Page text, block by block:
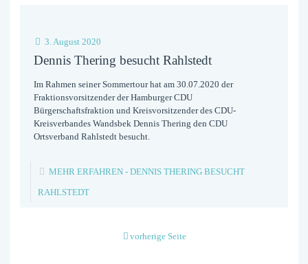
3. August 2020
Dennis Thering besucht Rahlstedt
Im Rahmen seiner Sommertour hat am 30.07.2020 der
Fraktionsvorsitzender der Hamburger CDU
Bürgerschaftsfraktion und Kreisvorsitzender des CDU-
Kreisverbandes Wandsbek Dennis Thering den CDU
Ortsverband Rahlstedt besucht.
MEHR ERFAHREN- DENNIS THERING BESUCHT
RAHLSTEDT
vorherige Seite